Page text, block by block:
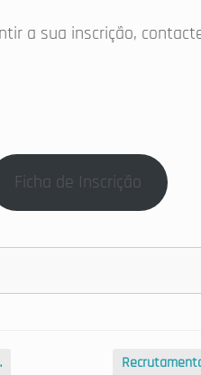
a sua inscrição,
Ficha de Inscrição